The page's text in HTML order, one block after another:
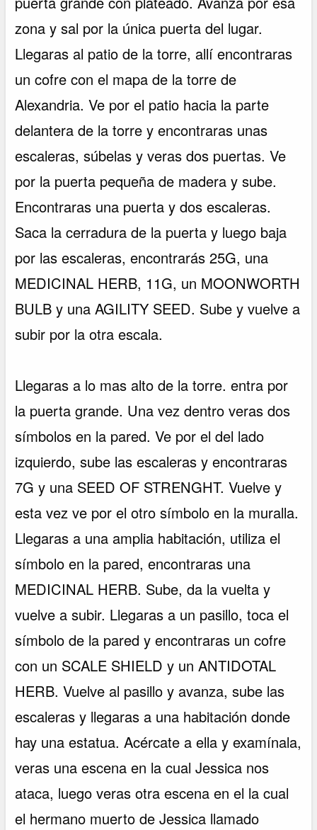
zona y sal por la única puerta del lugar.
Llegaras al patio de la torre, allí encontraras
un cofre con el mapa de la torre de
Alexandria. Ve por el patio hacia la parte
delantera de la torre y encontraras unas
escaleras, súbelas y veras dos puertas. Ve
por la puerta pequeña de madera y sube.
Encontraras una puerta y dos escaleras.
Saca la cerradura de la puerta y luego baja
por las escaleras, encontrarás 25G, una
MEDICINAL HERB, 11G, un MOONWORTH
BULB y una AGILITY SEED. Sube y vuelve a
subir por la otra escala.
Llegaras a lo mas alto de la torre. entra por
la puerta grande. Una vez dentro veras dos
símbolos en la pared. Ve por el del lado
izquierdo, sube las escaleras y encontraras
7G y una SEED OF STRENGHT. Vuelve y
esta vez ve por el otro símbolo en la muralla.
Llegaras a una amplia habitación, utiliza el
símbolo en la pared, encontraras una
MEDICINAL HERB. Sube, da la vuelta y
vuelve a subir. Llegaras a un pasillo, toca el
símbolo de la pared y encontraras un cofre
con un SCALE SHIELD y un ANTIDOTAL
HERB. Vuelve al pasillo y avanza, sube las
escaleras y llegaras a una habitación donde
hay una estatua. Acércate a ella y examínala,
veras una escena en la cual Jessica nos
ataca, luego veras otra escena en el la cual
el hermano muerto de Jessica llamado